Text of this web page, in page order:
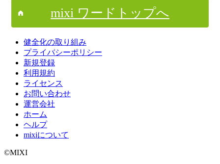
mixi ワードトップへ
健全化の取り組み
プライバシーポリシー
新規登録
利用規約
ライセンス
お問い合わせ
運営会社
ホーム
ヘルプ
mixiについて
©MIXI